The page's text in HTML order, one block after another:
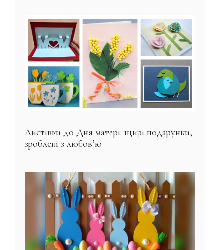
Листівки до Дня матері: щирі подарунки,
зроблені з любов’ю